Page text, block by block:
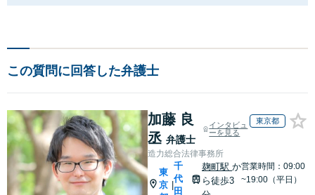
この質問に回答した弁護士
加藤 良
丞 弁護士
インタビュ
ーを見る
東京都
造力総合法律事務所
東
京
千
代
田
麹町駅か
ら徒歩3
営業時間：09:00
~19:00（平日）